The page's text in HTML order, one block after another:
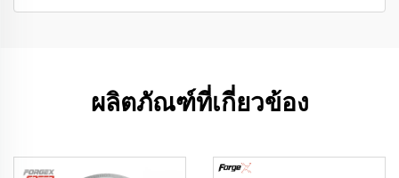
ผลิตภัณฑ์ที่เกี่ยวข้อง